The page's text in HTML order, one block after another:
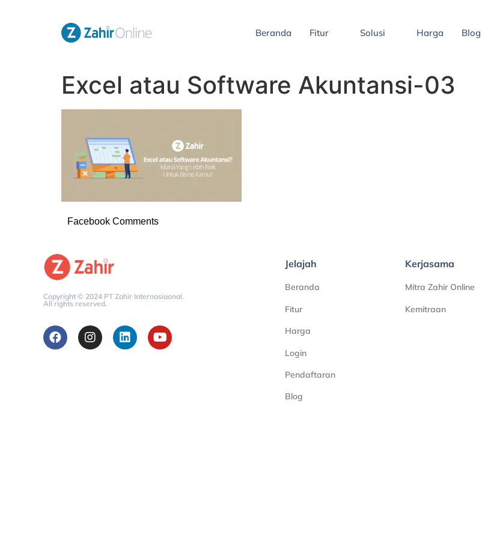
Beranda Fitur Solusi Harga Blog
Excel atau Software Akuntansi-03
Facebook Comments
Copyright © 2024 PT Zahir Internasiaonal.
All rights reserved.
Jelajah
Beranda
Fitur
Harga
Login
Pendaftaran
Blog
Kerjasama
Mitra Zahir Online
Kemitraan